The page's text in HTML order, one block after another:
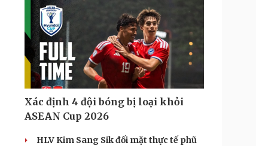
Xác định 4 đội bóng bị loại khỏi
ASEAN Cup 2026
HLV Kim Sang Sik đối mặt thực tế phũ